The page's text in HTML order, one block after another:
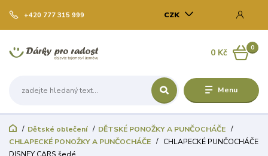
Menu
CZK
+420 777 315 999
0
0 Kč
Dětské oblečení
DĚTSKÉ PONOŽKY A PUNČOCHÁČE
CHLAPECKÉ PONOŽKY A PUNČOCHÁČE
CHLAPECKÉ PUNČOCHÁČE